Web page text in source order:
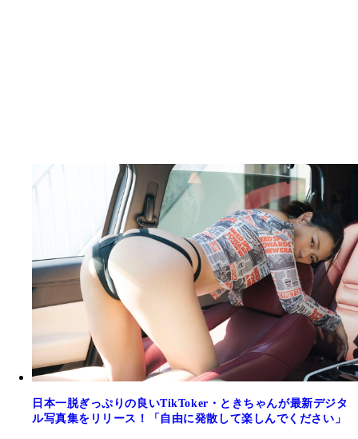
日本一脱ぎっぷりの良いTikToker・ときちゃんが最新デジタ
ル写真集をリリース！「自由に発散して楽しんでください」